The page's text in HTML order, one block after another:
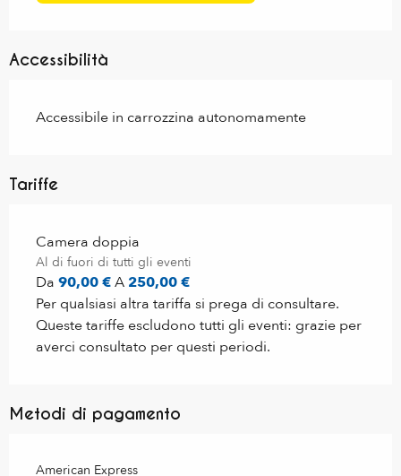
Accessibilità
Accessibile in carrozzina autonomamente
Tariffe
Tariffe 2026
Camera doppia
Al di fuori di tutti gli eventi
Da 90,00 €A 250,00 €
Per qualsiasi altra tariffa si prega di consultare.
Queste tariffe escludono tutti gli eventi: grazie per
averci consultato per questi periodi.
Metodi di pagamento
American Express